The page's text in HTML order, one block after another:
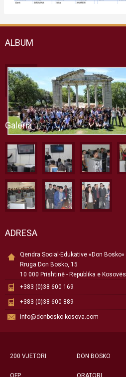
ALBUM
Galeria
ADRESA
Qendra Social-Edukative «Don Bosko»
Rruga Don Bosko, 15
10 000 Prishtinë - Republika e Kosovës
+383 (0)38 600 169
+383 (0)38 600 889
info@donbosko-kosova.com
200 VJETORI DON BOSKO
QFP ORATORI